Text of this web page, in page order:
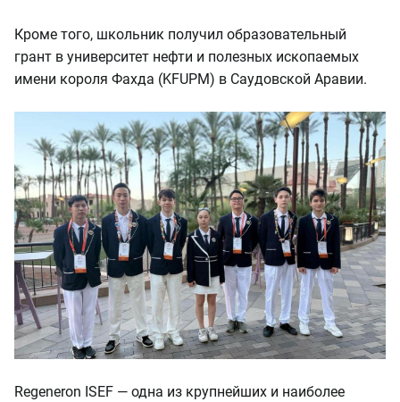
Кроме того, школьник получил образовательный
грант в университет нефти и полезных ископаемых
имени короля Фахда (KFUPM) в Саудовской Аравии.
Regeneron ISEF — одна из крупнейших и наиболее